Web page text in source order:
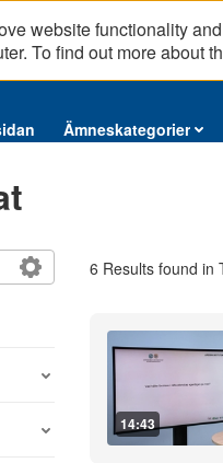
website functionality
To find out more about
content
Ämneskategorier
6 Results found in
14:43